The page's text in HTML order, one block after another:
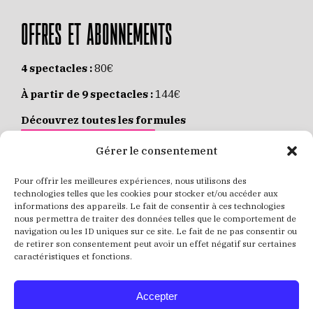
Gérer le consentement
Pour offrir les meilleures expériences, nous utilisons des
technologies telles que les cookies pour stocker et/ou accéder aux
informations des appareils. Le fait de consentir à ces technologies
nous permettra de traiter des données telles que le comportement de
navigation ou les ID uniques sur ce site. Le fait de ne pas consentir ou
de retirer son consentement peut avoir un effet négatif sur certaines
caractéristiques et fonctions.
Accepter
OFFRES ET ABONNEMENTS
4 spectacles :80€
À partir de 9 spectacles : 144€
Découvrez toutes les formules
JE M’ABONNE EN LIGNE
Places individuelles :de 8 à 35€
Achetez vos places
JE RÉSERVE MES PLACES